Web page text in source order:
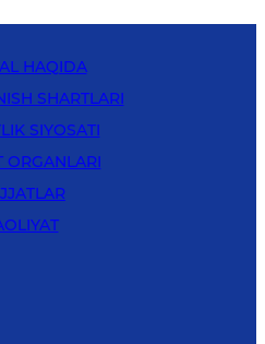
HAQIDA
SHARTLARI
SIYOSATI
ORGANLARI